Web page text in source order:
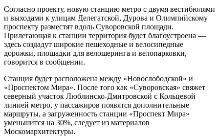
Согласно проекту, новую станцию метро с двумя вестибюлями
и выходами к улицам Делегатской, Дурова и Олимпийскому
проспекту разместят вдоль Суворовской площади.
Прилегающая к станции территория будет благоустроена —
здесь создадут широкие пешеходные и велосипедные
дорожки, площадки для велошеринга и велопарковки,
говорится в сообщении.
Станция будет расположена между «Новослободской» и
«Проспектом Мира». После того как «Суворовская» свяжет
северный участок Люблинско-Дмитровской с Кольцевой
линией метро, у пассажиров появятся дополнительные
маршруты, а загруженность станции «Проспект Мира»
уменьшится на 30%, следует из материалов
Москомархитектуры.